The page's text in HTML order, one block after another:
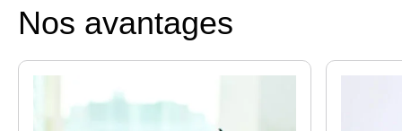
Nos avantages